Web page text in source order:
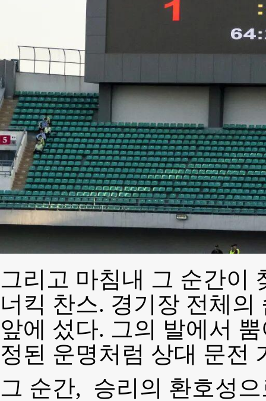
그리고 마침내 그 순간이
너킥 찬스. 경기장 전체
앞에 섰다. 그의 발에서
정된 운명처럼 상대 문전
그 순간, 승리의 환호성